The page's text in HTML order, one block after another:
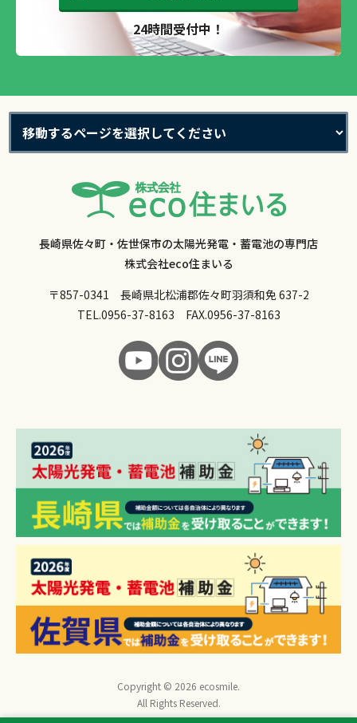
24時間受付中！
長崎県佐々町・佐世保市の太陽光発電・蓄電池の専門店
株式会社eco住まいる
〒857-0341 長崎県北松浦郡佐々町羽須和免 637-2
TEL.0956-37-8163 FAX.0956-37-8163
Copyright © 2026 ecosmile.
All Rights Reserved.